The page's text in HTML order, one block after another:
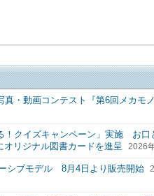
・動画コンテスト『第6回メカモ
！クイズキャンペーン」実施 お口
リジナル図書カードを進呈
2026
シブモデル 8月4日より販売開始